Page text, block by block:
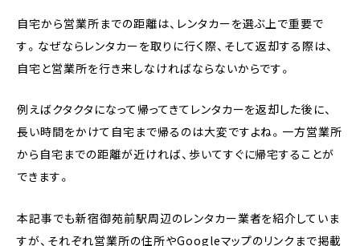
自宅から営業所までの距離は、レンタカーを選ぶ上で重要で
す。なぜならレンタカーを取りに行く際、そして返却する際は、
自宅と営業所を行き来しなければならないからです。
例えばクタクタになって帰ってきてレンタカーを返却した後に、
長い時間をかけて自宅まで帰るのは大変ですよね。一方営業所
から自宅までの距離が近ければ、歩いてすぐに帰宅することが
できます。
本記事でも新宿御苑前駅周辺のレンタカー業者を紹介していま
すが、それぞれ営業所の住所やGoogleマップのリンクまで掲載